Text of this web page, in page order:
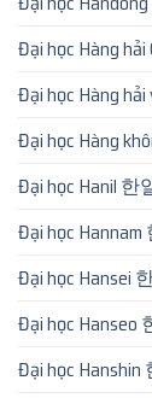
Đại học Hàng
Đại học Hàng
Đại học Hàng
Đại học Hanil 한
Đại học
Đại học Hansei
Đại học Hanseo
Đại học